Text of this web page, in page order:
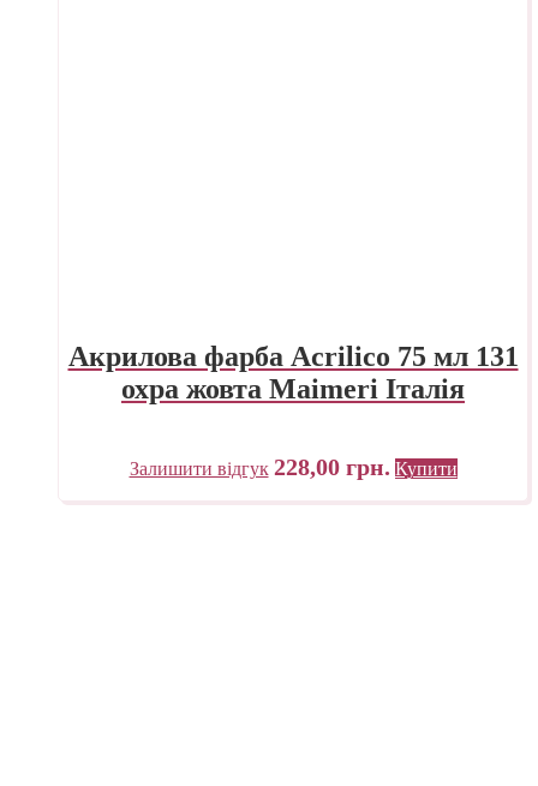
Акрилова фарба Acrilico 75 мл 131
охра жовта Maimeri Італія
Залишити відгук 228,00 грн. Купити